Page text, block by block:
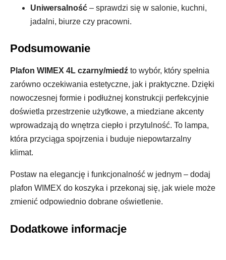
Uniwersalność – sprawdzi się w salonie, kuchni,
jadalni, biurze czy pracowni.
Podsumowanie
Plafon WIMEX 4L czarny/miedź to wybór, który spełnia
zarówno oczekiwania estetyczne, jak i praktyczne. Dzięki
nowoczesnej formie i podłużnej konstrukcji perfekcyjnie
doświetla przestrzenie użytkowe, a miedziane akcenty
wprowadzają do wnętrza ciepło i przytulność. To lampa,
która przyciąga spojrzenia i buduje niepowtarzalny
klimat.
Postaw na elegancję i funkcjonalność w jednym – dodaj
plafon WIMEX do koszyka i przekonaj się, jak wiele może
zmienić odpowiednio dobrane oświetlenie.
Dodatkowe informacje